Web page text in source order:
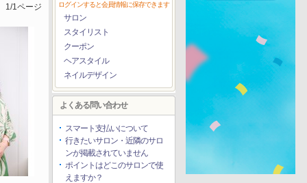
1/1ページ ログインすると会員情報に保存できます
サロン
スタイリスト
クーポン
ヘアスタイル
ネイルデザイン
よくある問い合わせ
スマート支払いについて
行きたいサロン・近隣のサロ
ンが掲載されていません
ポイントはどこのサロンで使
えますか？